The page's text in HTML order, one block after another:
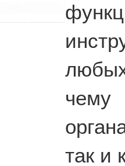
чему
так и